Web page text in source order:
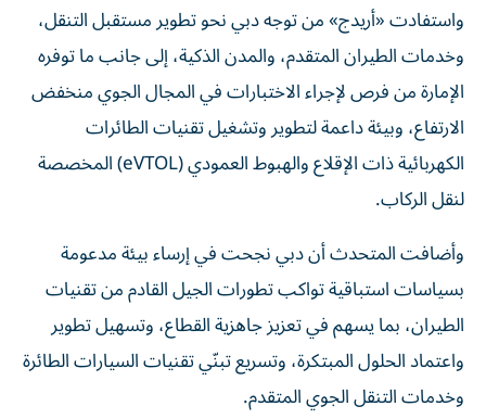
واستفادت «أريدج» من توجه دبي نحو تطوير مستقبل التنقل،
وخدمات الطيران المتقدم، والمدن الذكية، إلى جانب ما توفره
الإمارة من فرص لإجراء الاختبارات في المجال الجوي منخفض
الارتفاع، وبيئة داعمة لتطوير وتشغيل تقنيات الطائرات
الكهربائية ذات الإقلاع والهبوط العمودي (eVTOL) المخصصة
لنقل الركاب.
وأضافت المتحدث أن دبي نجحت في إرساء بيئة مدعومة
بسياسات استباقية تواكب تطورات الجيل القادم من تقنيات
الطيران، بما يسهم في تعزيز جاهزية القطاع، وتسهيل تطوير
واعتماد الحلول المبتكرة، وتسريع تبنّي تقنيات السيارات الطائرة
وخدمات التنقل الجوي المتقدم.